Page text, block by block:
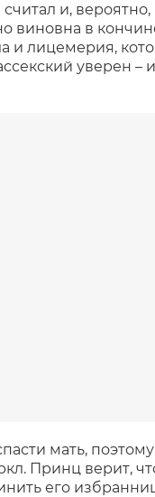
и,
виновна в
и лицемерия,
уверен
мать,
Принц верит,
его